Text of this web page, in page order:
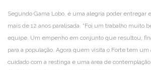
Segundo Gama Lobo, é uma alegria poder entregar
mais de 12 anos paralisada. “Foi um trabalho muito
equipe. Um empenho em conjunto que resultou,
para a população. Agora quem visita o Forte tem um
cuidado com a restinga e uma área de